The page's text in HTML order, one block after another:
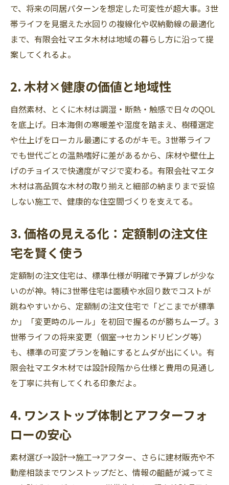
で、将来の同居パターンを想定した可変性が超大事。3世
帯ライフを見据えた水回りの複線化や収納動線の最適化
まで、有限会社マエタ木材は地域の暮らし方に沿って提
案してくれるよ。
2. 木材×健康の価値と地域性
自然素材、とくに木材は調湿・断熱・触感で日々のQOL
を底上げ。日本海側の寒暖差や湿度を踏まえ、樹種選定
や仕上げをローカル最適にするのがキモ。3世帯ライフ
でも世代ごとの温熱嗜好に差があるから、床材や壁仕上
げのチョイスで快適度がマジで変わる。有限会社マエタ
木材は高品質な木材の取り揃えと細部の納まりまで妥協
しない施工で、健康的な住空間づくりを支えてる。
3. 価格の見える化：定額制の注文住
宅を賢く使う
定額制の注文住宅は、標準仕様が明確で予算ブレが少な
いのが神。特に3世帯住宅は面積や水回り数でコストが
跳ねやすいから、定額制の注文住宅で「どこまでが標準
か」「変更時のルール」を初回で握るのが勝ちムーブ。3
世帯ライフの将来変更（個室→セカンドリビング等）
も、標準の可変プランを軸にするとムダが出にくい。有
限会社マエタ木材では設計段階から仕様と費用の見通し
を丁寧に共有してくれる印象だよ。
4. ワンストップ体制とアフターフォ
ローの安心
素材選び→設計→施工→アフター、さらに建材販売や不
動産相談までワンストップだと、情報の齟齬が減ってミ